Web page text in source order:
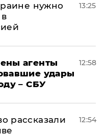
нужно
13:25
агенты
удары
– СБУ
12:58
рассказали
12:54